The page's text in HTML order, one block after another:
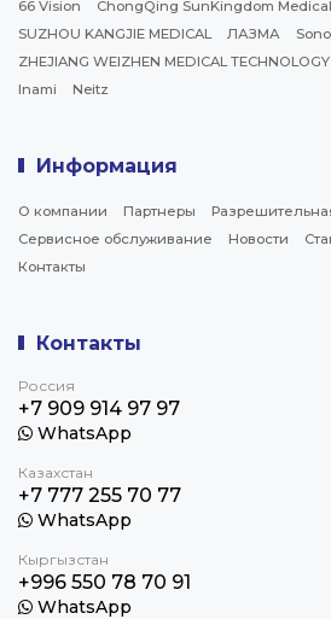
66 Vision
ChongQing SunKingdom
SUZHOU KANGJIE MEDICAL
ЛАЗМА
ZHEJIANG WEIZHEN MEDICAL
Inami
Neitz
Информация
О компании Партнеры
Сервисное обслуживание
Новости
Контакты
Контакты
Россия
+7 909 914 97 97
WhatsApp
Казахстан
+7 777 255 70 77
WhatsApp
Кыргызстан
+996 550 78 70 91
WhatsApp